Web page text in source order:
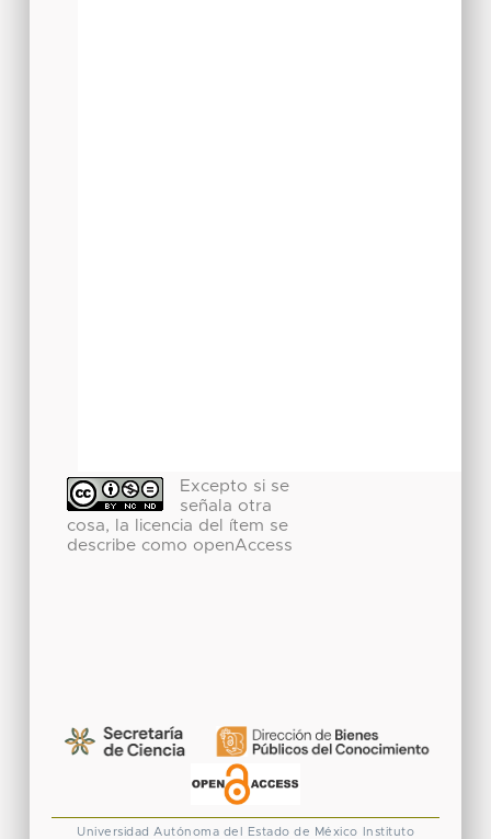
Excepto si se
señala otra
cosa, la licencia del ítem se
describe como openAccess
Universidad Autónoma del Estado de México Instituto